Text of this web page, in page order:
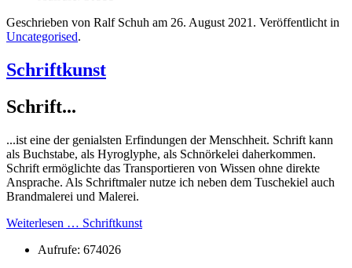
Geschrieben von Ralf Schuh am 26. August 2021 . Veröffentlicht in
Uncategorised.
Schriftkunst
Schrift...
...ist eine der genialsten Erfindungen der Menschheit. Schrift kann
als Buchstabe, als Hyroglyphe, als Schnörkelei daherkommen.
Schrift ermöglichte das Transportieren von Wissen ohne direkte
Ansprache. Als Schriftmaler nutze ich neben dem Tuschekiel auch
Brandmalerei und Malerei.
Weiterlesen … Schriftkunst
Aufrufe: 674026